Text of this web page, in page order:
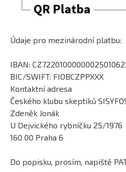
Údaje pro mezinárodní platbu:
IBAN:
BIC/SWIFT: FIOBCZPPXXX
Kontaktní adresa
Českého klubu skeptiků
Zdeněk Jonák
U Dejvického rybníčku 25/1976
160 00 Praha 6
Do popisku, prosím, napiště